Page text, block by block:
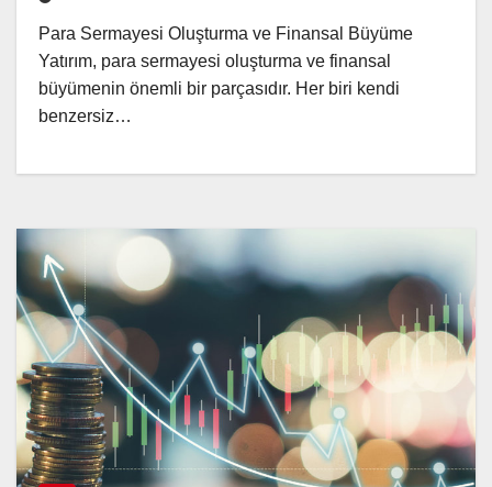
Para Sermayesi Oluşturma ve Finansal Büyüme
Yatırım, para sermayesi oluşturma ve finansal
büyümenin önemli bir parçasıdır. Her biri kendi
benzersiz…